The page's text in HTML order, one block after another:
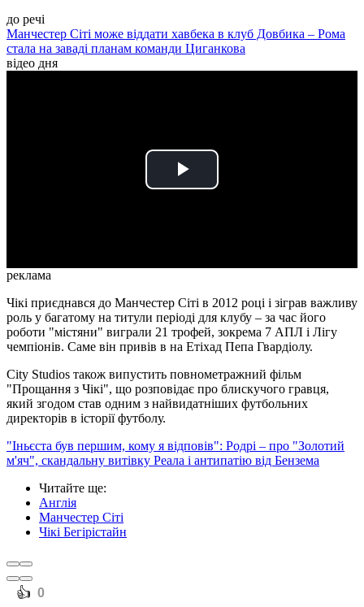
до речі
Манчестер Сіті може віддати хавбека в клуб Довбика – Рома
стала на заваді планам команди Циганкова
відео дня
Play
реклама
Чікі приєднався до Манчестер Сіті в 2012 році і зіграв важливу
роль у багатому на титули періоді для клубу – за час його
роботи "містяни" виграли 21 трофей, зокрема 7 АПЛ і Лігу
чемпіонів. Саме він привів в на Етіхад Пепа Гвардіолу.
City Studios також випустить повнометражний фільм
"Прощання з Чікі", що розповідає про блискучого гравця,
який згодом став одним з найвидатніших футбольних
директорів в історії футболу.
"Іньєста був першим, кому я відповів": Родрі – про "Золотий
м'яч", скандальну витівку Реала і антипатію від Бензема
Читайте ще:
Англія
Манчестер Сіті
Чікі Бегірістайн
️👍 0